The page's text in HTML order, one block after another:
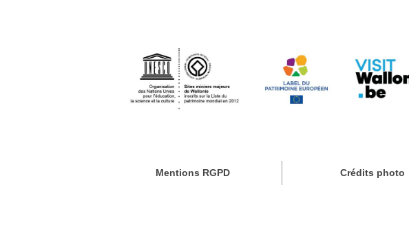
Mentions RGPD Crédits photo